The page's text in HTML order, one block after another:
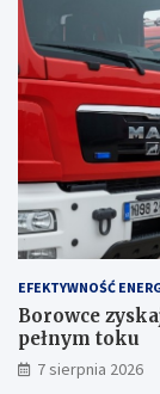
EFEKTYWNOŚĆ
Borowce
pełnym toku
7 sierpnia 2026